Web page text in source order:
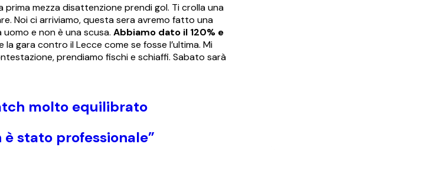
prima mezza disattenzione prendi gol. Ti crolla una
Noi ci arriviamo, questa sera avremo fatto una
e non è una scusa. Abbiamo dato il 120% e
gara contro il Lecce come se fosse l’ultima. Mi
prendiamo fischi e schiaffi. Sabato sarà
molto equilibrato
è stato professionale”